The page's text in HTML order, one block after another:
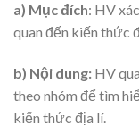
a) Mục đích: HV
quan đến kiến thức
b) Nội dung: HV
theo nhóm để tìm
kiến thức địa lí.